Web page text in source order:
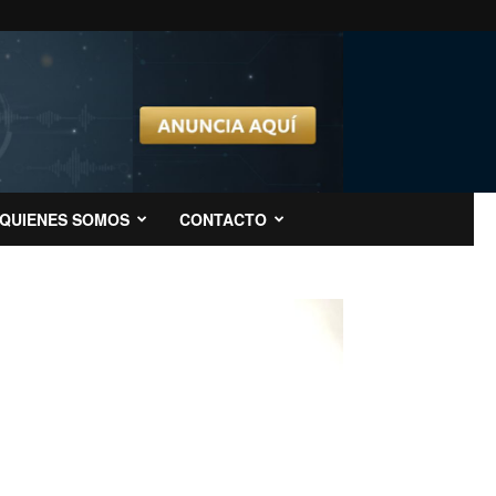
QUIENES SOMOS CONTACTO